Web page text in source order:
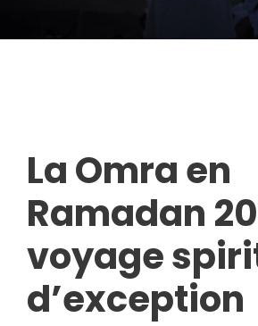
La Omra en
Ramadan
voyage
d’exception